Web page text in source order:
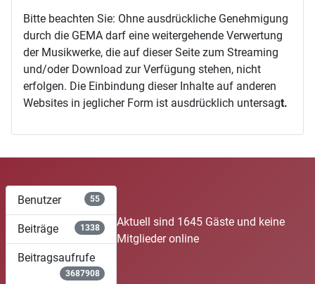
Bitte beachten Sie: Ohne ausdrückliche Genehmigung
durch die GEMA darf eine weitergehende Verwertung
der Musikwerke, die auf dieser Seite zum Streaming
und/oder Download zur Verfügung stehen, nicht
erfolgen. Die Einbindung dieser Inhalte auf anderen
Websites in jeglicher Form ist ausdrücklich untersagt.
Benutzer 55
Beiträge 1338
Beitragsaufrufe
3687908
Aktuell sind 1645 Gäste und keine
Mitglieder online